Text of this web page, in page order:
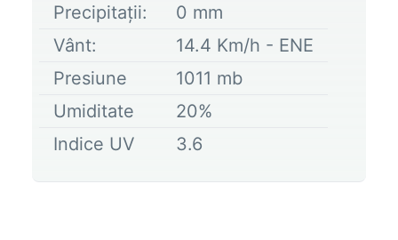
Precipitații: 0 mm
Vânt:
14.4 Km/h - ENE
Presiune
1011 mb
Umiditate
20%
Indice UV
3.6